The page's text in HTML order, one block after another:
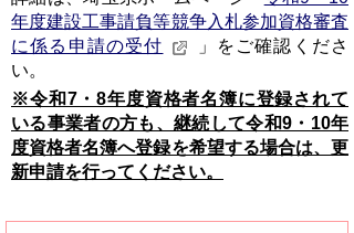
年度建設工事請負等競争入札参加資格審査
に係る申請の受付
」をご確認くださ
い。
※令和7・8年度資格者名簿に登録されて
いる事業者の方も、継続して令和9・10年
度資格者名簿へ登録を希望する場合は、更
新申請を行ってください。